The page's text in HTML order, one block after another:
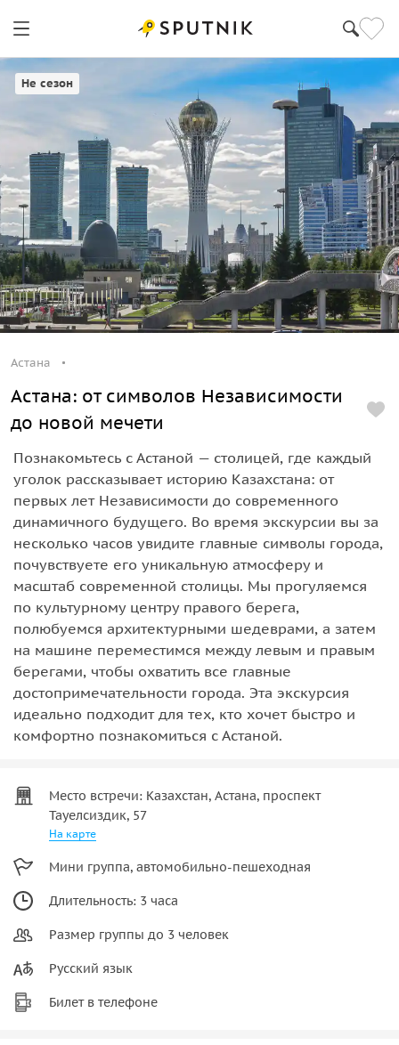
Не сезон
Астана
Астана: от символов Независимости
до новой мечети
Познакомьтесь с Астаной — столицей, где каждый
уголок рассказывает историю Казахстана: от
первых лет Независимости до современного
динамичного будущего. Во время экскурсии вы за
несколько часов увидите главные символы города,
почувствуете его уникальную атмосферу и
масштаб современной столицы. Мы прогуляемся
по культурному центру правого берега,
полюбуемся архитектурными шедеврами, а затем
на машине переместимся между левым и правым
берегами, чтобы охватить все главные
достопримечательности города. Эта экскурсия
идеально подходит для тех, кто хочет быстро и
комфортно познакомиться с Астаной.
Место встречи: Казахстан, Астана, проспект
Тауелсиздик, 57
На карте
Мини группа, автомобильно-пешеходная
Длительность: 3 часа
Размер группы до 3 человек
Русский язык
Билет в телефоне